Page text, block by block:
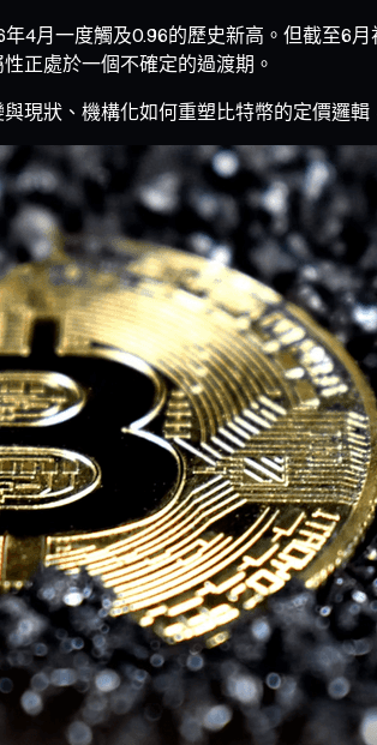
4月一度觸及0.96的歷史新高。但截至6
正處於一個不確定的過渡期。
現狀、機構化如何重塑比特幣的定價邏